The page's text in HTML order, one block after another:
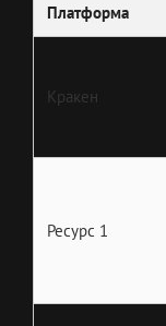
Платформа
Кракен
Ресурс 1